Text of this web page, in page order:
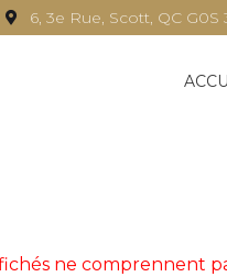
6, 3e Rue, Scott, QC G0S
ne comprennent